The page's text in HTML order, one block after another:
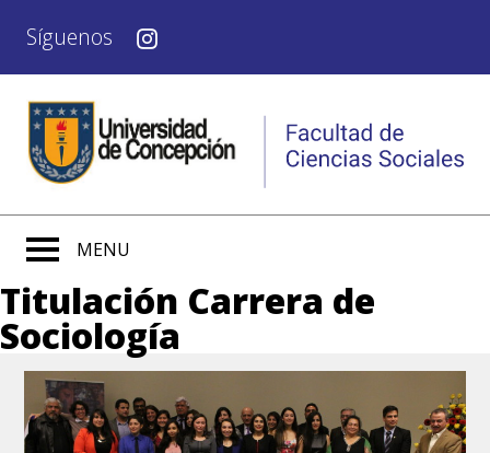
Síguenos
MENU
Titulación Carrera de
Sociología